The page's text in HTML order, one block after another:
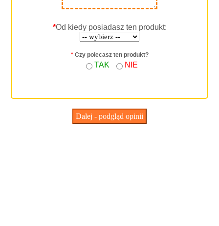
*Od kiedy posiadasz ten produkt:
*Czy polecasz ten produkt?
TAK NIE